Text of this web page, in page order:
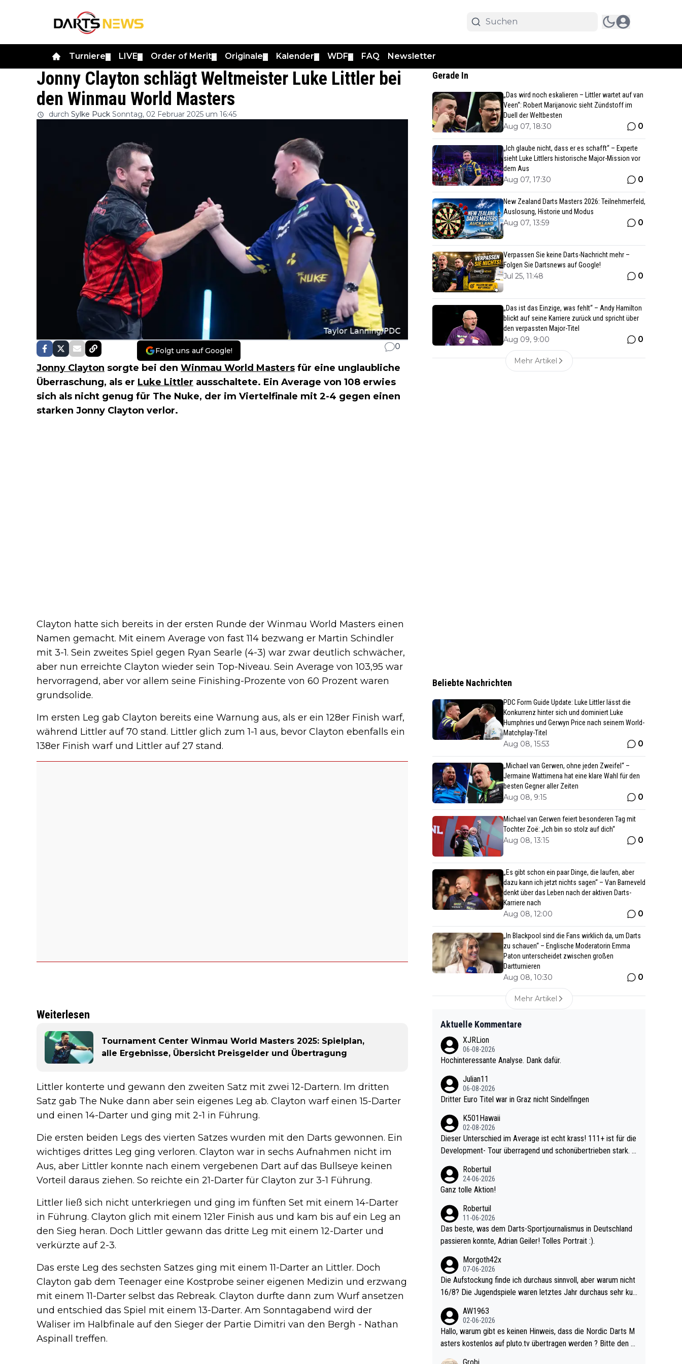
Turniere LIVE Order of Merit Originale Kalender WDF FAQ Newsletter
Jonny Clayton schlägt Weltmeister Luke Littler bei
den Winmau World Masters
durch Sylke Puck Sonntag, 02 Februar 2025 um 16:45
Folgt uns auf Google! 0
Jonny Clayton sorgte bei den Winmau World Masters für eine unglaubliche
Überraschung, als er Luke Littler ausschaltete. Ein Average von 108 erwies
sich als nicht genug für The Nuke, der im Viertelfinale mit 2-4 gegen einen
starken Jonny Clayton verlor.
Clayton hatte sich bereits in der ersten Runde der Winmau World Masters einen
Namen gemacht. Mit einem Average von fast 114 bezwang er Martin Schindler
mit 3-1. Sein zweites Spiel gegen Ryan Searle (4-3) war zwar deutlich schwächer,
aber nun erreichte Clayton wieder sein Top-Niveau. Sein Average von 103,95 war
hervorragend, aber vor allem seine Finishing-Prozente von 60 Prozent waren
grundsolide.
Im ersten Leg gab Clayton bereits eine Warnung aus, als er ein 128er Finish warf,
während Littler auf 70 stand. Littler glich zum 1-1 aus, bevor Clayton ebenfalls ein
138er Finish warf und Littler auf 27 stand.
Weiterlesen
Tournament Center Winmau World Masters 2025: Spielplan,
alle Ergebnisse, Übersicht Preisgelder und Übertragung
Littler konterte und gewann den zweiten Satz mit zwei 12-Dartern. Im dritten
Satz gab The Nuke dann aber sein eigenes Leg ab. Clayton warf einen 15-Darter
und einen 14-Darter und ging mit 2-1 in Führung.
Die ersten beiden Legs des vierten Satzes wurden mit den Darts gewonnen. Ein
wichtiges drittes Leg ging verloren. Clayton war in sechs Aufnahmen nicht im
Aus, aber Littler konnte nach einem vergebenen Dart auf das Bullseye keinen
Vorteil daraus ziehen. So reichte ein 21-Darter für Clayton zur 3-1 Führung.
Littler ließ sich nicht unterkriegen und ging im fünften Set mit einem 14-Darter
in Führung. Clayton glich mit einem 121er Finish aus und kam bis auf ein Leg an
den Sieg heran. Doch Littler gewann das dritte Leg mit einem 12-Darter und
verkürzte auf 2-3.
Das erste Leg des sechsten Satzes ging mit einem 11-Darter an Littler. Doch
Clayton gab dem Teenager eine Kostprobe seiner eigenen Medizin und erzwang
mit einem 11-Darter selbst das Rebreak. Clayton durfte dann zum Wurf ansetzen
und entschied das Spiel mit einem 13-Darter. Am Sonntagabend wird der
Waliser im Halbfinale auf den Sieger der Partie Dimitri van den Bergh - Nathan
Aspinall treffen.
Gerade In
„Das wird noch eskalieren – Littler wartet auf van
Veen“: Robert Marijanovic sieht Zündstoff im
Duell der Weltbesten
Aug 07, 18:30 0
„Ich glaube nicht, dass er es schafft“ – Experte
sieht Luke Littlers historische Major-Mission vor
dem Aus
Aug 07, 17:30 0
New Zealand Darts Masters 2026: Teilnehmerfeld,
Auslosung, Historie und Modus
Aug 07, 13:59 0
Verpassen Sie keine Darts-Nachricht mehr –
Folgen Sie Dartsnews auf Google!
Jul 25, 11:48 0
„Das ist das Einzige, was fehlt“ – Andy Hamilton
blickt auf seine Karriere zurück und spricht über
den verpassten Major-Titel
Aug 09, 9:00 0
Mehr Artikel
Beliebte Nachrichten
PDC Form Guide Update: Luke Littler lässt die
Konkurrenz hinter sich und dominiert Luke
Humphries und Gerwyn Price nach seinem World-
Matchplay-Titel
Aug 08, 15:53 0
„Michael van Gerwen, ohne jeden Zweifel“ –
Jermaine Wattimena hat eine klare Wahl für den
besten Gegner aller Zeiten
Aug 08, 9:15 0
Michael van Gerwen feiert besonderen Tag mit
Tochter Zoë: „Ich bin so stolz auf dich“
Aug 08, 13:15 0
„Es gibt schon ein paar Dinge, die laufen, aber
dazu kann ich jetzt nichts sagen“ – Van Barneveld
denkt über das Leben nach der aktiven Darts-
Karriere nach
Aug 08, 12:00 0
„In Blackpool sind die Fans wirklich da, um Darts
zu schauen“ – Englische Moderatorin Emma
Paton unterscheidet zwischen großen
Dartturnieren
Aug 08, 10:30 0
Mehr Artikel
Aktuelle Kommentare
XJRLion
06-08-2026
Hochinteressante Analyse. Dank dafür.
Julian11
06-08-2026
Dritter Euro Titel war in Graz nicht Sindelfingen
K501Hawaii
02-08-2026
Dieser Unterschied im Average ist echt krass! 111+ ist für die
Development- Tour überragend und schonübertrieben stark. U
e mal 40+ erst recht. Da gewinnst keinen Blumentopf - ist ja n
och krasser wie ein Pokalspiel eines Kreisligisten vs einem Bu
Robertuil
24-06-2026
Ganz tolle Aktion!
Robertuil
11-06-2026
Das beste, was dem Darts-Sportjournalismus in Deutschland
passieren konnte, Adrian Geiler! Tolles Portrait :).
Morgoth42x
07-06-2026
Die Aufstockung finde ich durchaus sinnvoll, aber warum nicht
16/8? Die Jugendspiele waren letztes Jahr durchaus sehr kur
l. Allerdings ist Mitchell Lawrie als Nummer 1 der Welt eh quali
fiziert. Somit ändert die automatische Qualifikation des Weltm
eisters erstmal nichts. Ich denke sie wollen damit für nächste
AW1963
02-06-2026
Hallo, warum gibt es keinen Hinweis, dass die Nordic Darts M
asters kostenlos auf pluto.tv übertragen werden ? Bitte den A